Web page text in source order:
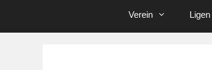
Verein Ligen